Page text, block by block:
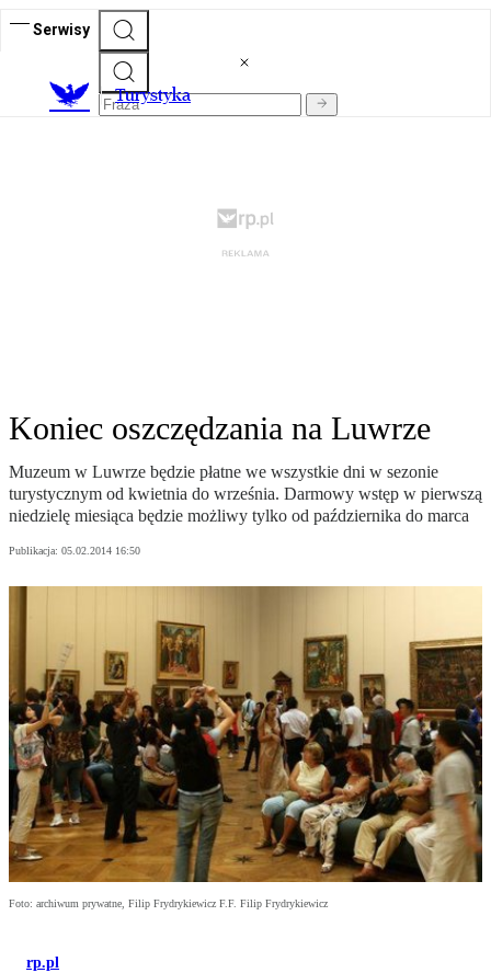
Serwisy
Turystyka
Koniec oszczędzania na Luwrze
Muzeum w Luwrze będzie płatne we wszystkie dni w sezonie
turystycznym od kwietnia do września. Darmowy wstęp w pierwszą
niedzielę miesiąca będzie możliwy tylko od października do marca
Publikacja: 05.02.2014 16:50
Foto: archiwum prywatne, Filip Frydrykiewicz F.F. Filip Frydrykiewicz
rp.pl